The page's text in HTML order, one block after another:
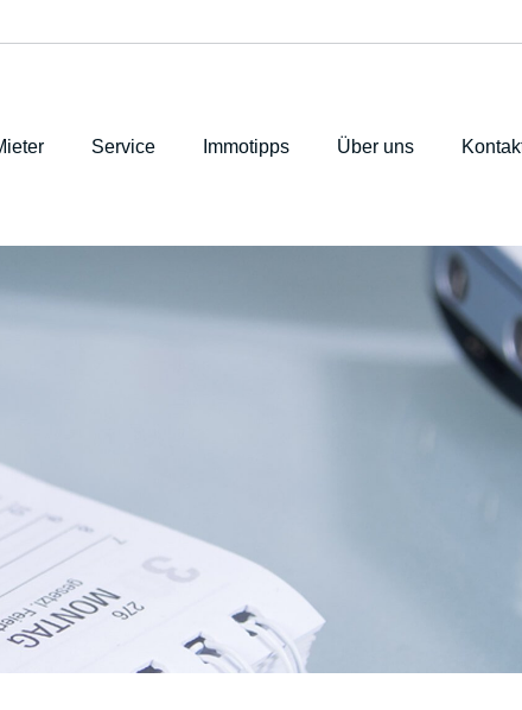
Service Immotipps Über uns